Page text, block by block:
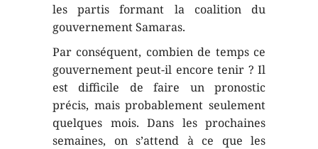
les partis formant la coalition du
gouvernement Samaras.
Par conséquent, combien de temps ce
gouvernement peut-il encore tenir ? Il
est difficile de faire un pronostic
précis, mais probablement seulement
quelques mois. Dans les prochaines
semaines, on s’attend à ce que les